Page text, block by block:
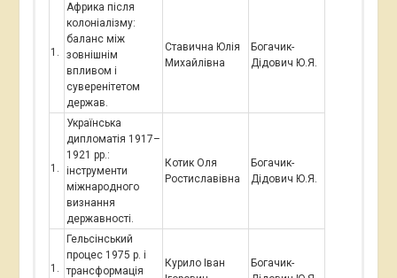
Африка після
колоніалізму:
баланс між
зовнішнім
впливом і
суверенітетом
держав.
Ставична Юлія
Михайлівна
Богачик-
Дідович Ю.Я.
Українська
дипломатія 1917–
1921 рр.:
інструменти
міжнародного
визнання
державності.
Котик Оля
Ростиславівна
Богачик-
Дідович Ю.Я.
Гельсінський
процес 1975 р. і
трансформація
Курило Іван
Богачик-